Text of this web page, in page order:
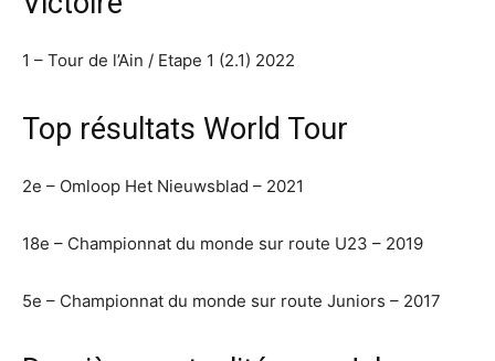
1 – Tour de l’Ain / Etape 1 (2.1) 2022
Top résultats World Tour
2e – Omloop Het Nieuwsblad – 2021
18e – Championnat du monde sur route U23 – 2019
5e – Championnat du monde sur route Juniors – 2017